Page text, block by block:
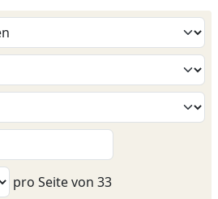
pro Seite von 33